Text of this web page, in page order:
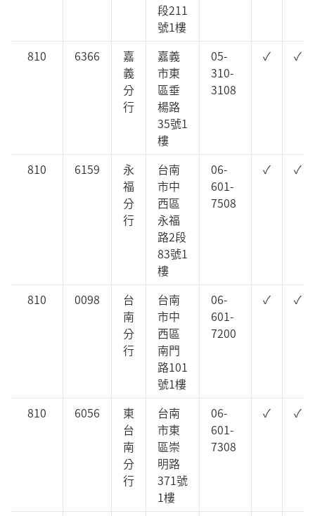
段211
號1樓
810
6366
嘉
義
分
行
嘉義
市東
區垂
楊路
35號1
樓
05-
310-
3108
✓ ✓
810 6159
永
福
分
行
台南
市中
西區
永福
路2段
83號1
樓
06-
601-
7508
✓ ✓
810 0098
台
南
分
行
台南
市中
西區
南門
路101
號1樓
06-
601-
7200
✓ ✓
810 6056
東
台
南
分
行
台南
市東
區崇
明路
371號
1樓
06-
601-
7308
✓ ✓